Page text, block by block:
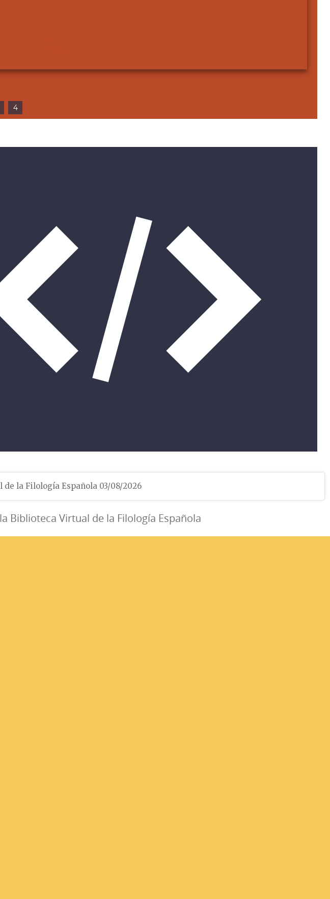
4
la Filología Española 03/08/2026
Biblioteca Virtual de la Filología Española